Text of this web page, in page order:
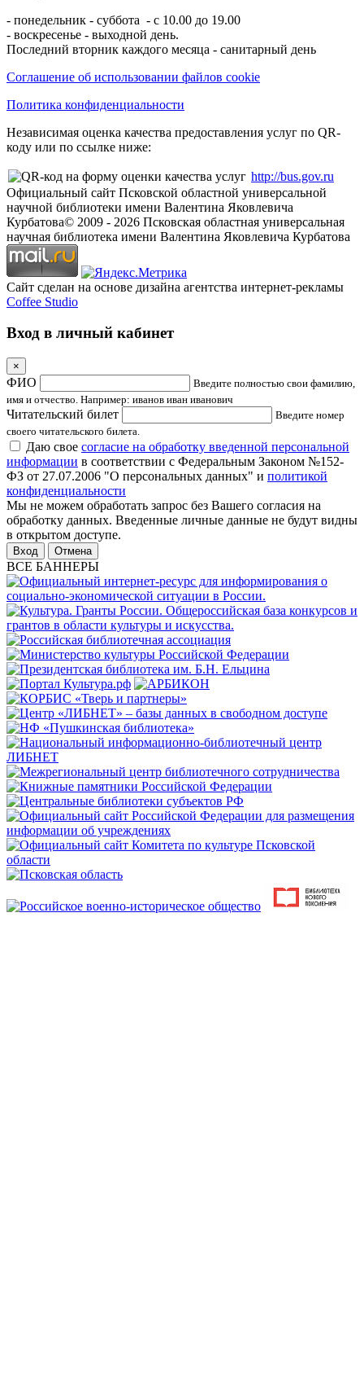
- понедельник - суббота - с 10.00 до 19.00
- воскресенье - выходной день.
Последний вторник каждого месяца - санитарный день
Соглашение об использовании файлов cookie
Политика конфиденциальности
Независимая оценка качества предоставления услуг по QR-
коду или по ссылке ниже:
http://bus.gov.ru
Официальный сайт Псковской областной универсальной
научной библиотеки имени Валентина Яковлевича
Курбатова© 2009 - 2026 Псковская областная универсальная
научная библиотека имени Валентина Яковлевича Курбатова
Сайт сделан на основе дизайна агентства интернет-рекламы
Coffee Studio
Вход в личный кабинет
×
ФИО
Введите полностью свои фамилию,
имя и отчество. Например: иванов иван иванович
Читательский билет
Введите номер
своего читательского билета.
Даю свое согласие на обработку введенной персональной
информации в соответствии с Федеральным Законом №152-
ФЗ от 27.07.2006 "О персональных данных" и политикой
конфиденциальности
Мы не можем обработать запрос без Вашего согласия на
обработку данных. Введенные личные данные не будут видны
в открытом доступе.
Отмена
ВСЕ БАННЕРЫ